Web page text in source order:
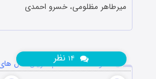
میرطاهر مظلومی، خسرو احمدی
دانلود قسمت ششم سریال سال های
نظر